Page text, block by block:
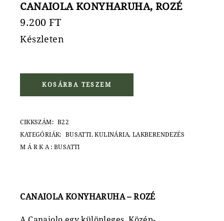
CANAIOLA KONYHARUHA, ROZÉ
9.200 FT
Készleten
KOSÁRBA TESZEM
CIKKSZÁM: B22
KATEGÓRIÁK:
BUSATTI,KULINÁRIA, LAKBERENDEZÉS
MÁRKA: BUSATTI
CANAIOLA KONYHARUHA – ROZÉ